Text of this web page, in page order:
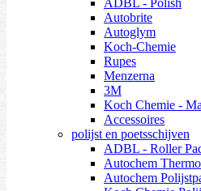
ADBL - Polish
Autobrite
Autoglym
Koch-Chemie
Rupes
Menzerna
3M
Koch Chemie -
Accessoires
polijst en poetsschijven
ADBL - Roller
Autochem
Autochem